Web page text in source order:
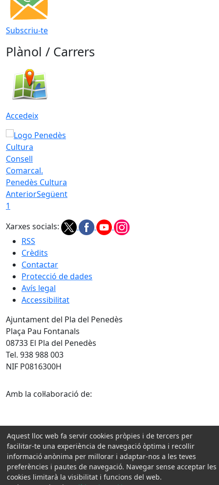
Subscriu-te
Plànol / Carrers
Accedeix
Consell
Comarcal.
Penedès Cultura
AnteriorSegüent
1
Xarxes socials:
RSS
Crèdits
Contactar
Protecció de dades
Avís legal
Accessibilitat
Ajuntament del Pla del Penedès
Plaça Pau Fontanals
08733 El Pla del Penedès
Tel. 938 988 003
NIF P0816300H
Amb la col·laboració de:
Aquest lloc web fa servir cookies pròpies i de tercers per
facilitar-te una experiència de navegació òptima i recollir
informació anònima per millorar i adaptar-nos a les teves
preferències i pautes de navegació. Navegar sense acceptar les
cookies limitarà la visibilitat i funcions del web.